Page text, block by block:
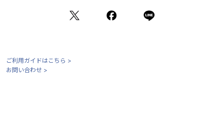
ご利用ガイドはこちら >
お問い合わせ >